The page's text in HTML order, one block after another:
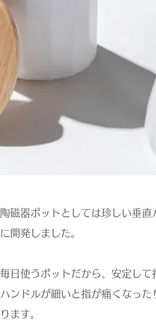
陶磁器ポットとしては珍しい垂
に開発しました。
毎日使うポットだから、安定し
ハンドルが細いと指が痛くなっ
ります。